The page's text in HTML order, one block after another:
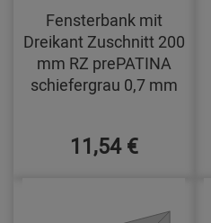
Fensterbank mit
Dreikant Zuschnitt 200
mm RZ prePATINA
schiefergrau 0,7 mm
11,54 €